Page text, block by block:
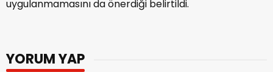
uygulanmamasını da önerdiği belirtildi.
YORUM YAP